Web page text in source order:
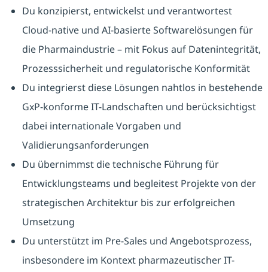
Du konzipierst, entwickelst und verantwortest
Cloud-native und AI-basierte Softwarelösungen für
die Pharmaindustrie – mit Fokus auf Datenintegrität,
Prozesssicherheit und regulatorische Konformität
Du integrierst diese Lösungen nahtlos in bestehende
GxP-konforme IT-Landschaften und berücksichtigst
dabei internationale Vorgaben und
Validierungsanforderungen
Du übernimmst die technische Führung für
Entwicklungsteams und begleitest Projekte von der
strategischen Architektur bis zur erfolgreichen
Umsetzung
Du unterstützt im Pre-Sales und Angebotsprozess,
insbesondere im Kontext pharmazeutischer IT-